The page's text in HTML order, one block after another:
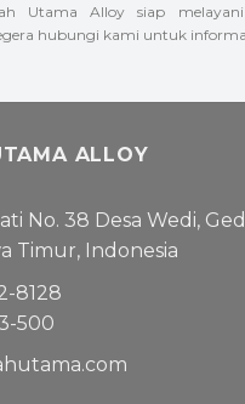
Utama Alloy siap
hubungi kami untuk
ALLOY
No. 38 Desa Wedi,
Timur, Indonesia
8128
500